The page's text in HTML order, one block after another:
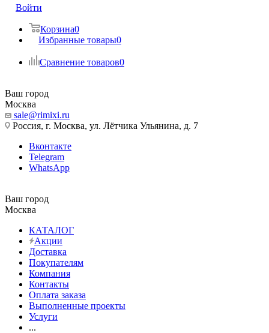
Войти
Корзина0
Избранные товары0
Сравнение товаров0
Ваш город
Москва
sale@rimixi.ru
Россия, г. Москва, ул. Лётчика Ульянина, д. 7
Вконтакте
Telegram
WhatsApp
Ваш город
Москва
КАТАЛОГ
Акции
Доставка
Покупателям
Компания
Контакты
Оплата заказа
Выполненные проекты
Услуги
...